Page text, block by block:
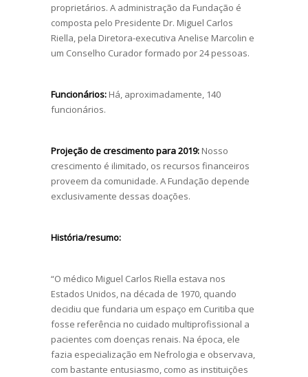
proprietários. A administração da Fundação é
composta pelo Presidente Dr. Miguel Carlos
Riella, pela Diretora-executiva Anelise Marcolin e
um Conselho Curador formado por 24 pessoas.
Funcionários: Há, aproximadamente, 140
funcionários.
Projeção de crescimento para 2019: Nosso
crescimento é ilimitado, os recursos financeiros
proveem da comunidade. A Fundação depende
exclusivamente dessas doações.
História/resumo:
“O médico Miguel Carlos Riella estava nos
Estados Unidos, na década de 1970, quando
decidiu que fundaria um espaço em Curitiba que
fosse referência no cuidado multiprofissional a
pacientes com doenças renais. Na época, ele
fazia especialização em Nefrologia e observava,
com bastante entusiasmo, como as instituições